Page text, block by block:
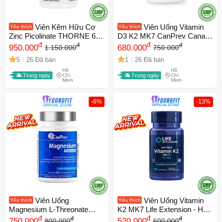
Yêu thích
Viên Kẽm Hữu Cơ
Zinc Picolinate THORNE 60
Viên - Tăng Đề Kháng, Hỗ
Trợ Cân Bằng Nội Tiết Tố,
Sức Khỏe Tốt Hơn Cho Cơ
Thể
950.000đ 1.150.000đ
5 26 Đã bán
Trong ngày
Hồ
Chí
Minh
Yêu thích
Viên Uống Vitamin
D3 K2 MK7 CanPrev Canada
- Tăng Cường Đề Kháng,
Chắc Xương, Hỗ Trợ Điều
Hòa Đường Huyết (120-240
Viên)
680.000đ 750.000đ
1 26 Đã bán
Trong ngày
Hồ
Chí
Minh
-6%
Yêu thích
Viên Uống
Magnesium L-Threonate
CanPrev 120 viên - Hỗ Trợ
đ đ
-13%
Yêu thích
Viên Uống Vitamin
K2 MK7 Life Extension - Hỗ
Trợ Sức Khoẻ Xương và Tim
đ đ